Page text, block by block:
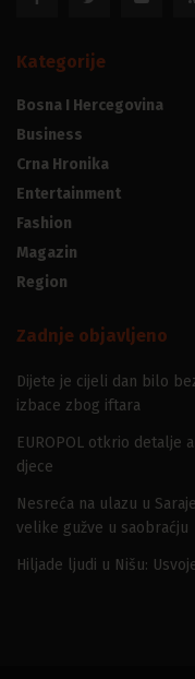
Kategorije
Bosna I Hercegovina
Business
Crna Hronika
Entertainment
Fashion
Magazin
Region
Zadnje objavljeno
Dijete je cijeli dan bilo
izbace zbog iftara
EUROPOL otkrio detalje
djece
Nesreća na ulazu u
velike gužve u saobraćju
Hiljade ljudi u Nišu: